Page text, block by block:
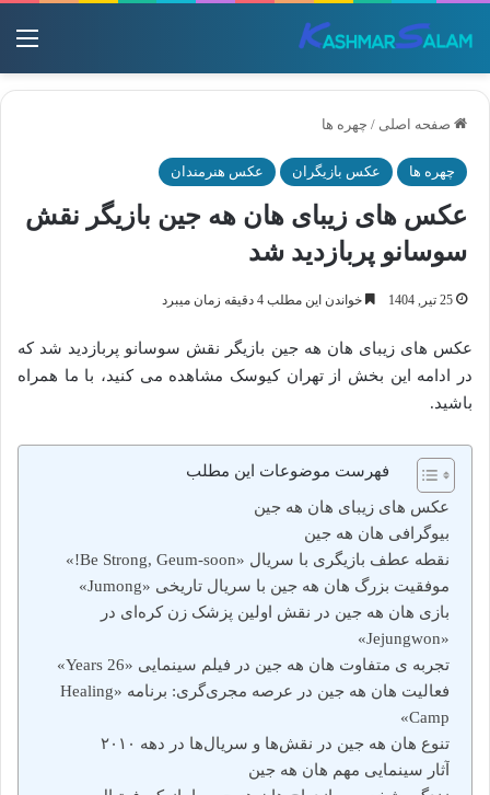
صفحه اصلی / چهره ها
چهره ها عکس بازیگران عکس هنرمندان
عکس های زیبای هان هه جین بازیگر نقش
سوسانو پربازدید شد
25 تیر, 1404 خواندن این مطلب 4 دقیقه زمان میبرد
عکس های زیبای هان هه جین بازیگر نقش سوسانو پربازدید شد که
در ادامه این بخش از تهران کیوسک مشاهده می کنید، با ما همراه
باشید.
فهرست موضوعات این مطلب
عکس های زیبای هان هه جین
بیوگرافی هان هه جین
نقطه عطف‌ بازیگری با سریال «Be Strong, Geum-soon!»
موفقیت بزرگ هان هه جین با سریال تاریخی «Jumong»
بازی هان هه جین در نقش اولین پزشک زن کره‌ای در
«Jejungwon»
تجربه‌ ی متفاوت هان هه جین در فیلم سینمایی «26 Years»
فعالیت هان هه جین در عرصه مجری‌گری: برنامه «Healing
Camp»
تنوع هان هه جین در نقش‌ها و سریال‌ها در دهه ۲۰۱۰
آثار سینمایی مهم هان هه جین